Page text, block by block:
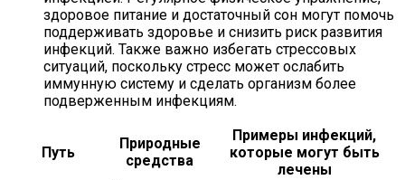
здоровое питание и достаточный сон могут помочь
поддерживать здоровье и снизить риск развития
инфекций. Также важно избегать стрессовых
ситуаций, поскольку стресс может ослабить
иммунную систему и сделать организм более
подверженным инфекциям.
Путь
Природные
средства
Примеры инфекций,
которые могут быть
лечены